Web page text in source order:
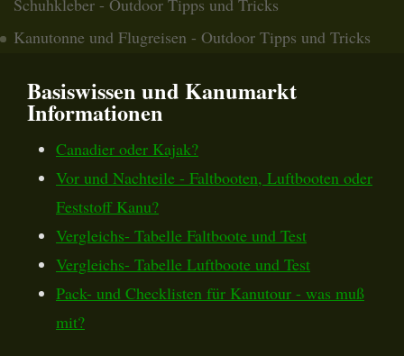
Schuhkleber - Outdoor Tipps und Tricks
Kanutonne und Flugreisen - Outdoor Tipps und Tricks
Basiswissen und Kanumarkt
Informationen
Canadier oder Kajak?
Vor und Nachteile - Faltbooten, Luftbooten oder
Feststoff Kanu?
Vergleichs- Tabelle Faltboote und Test
Vergleichs- Tabelle Luftboote und Test
Pack- und Checklisten für Kanutour - was muß
mit?